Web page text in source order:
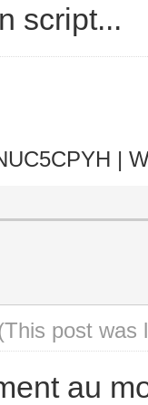
script...
|
post was
au